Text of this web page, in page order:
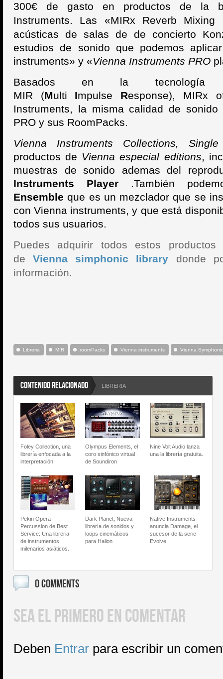
300€ de gasto en productos de la
Instruments. Las «MIRx Reverb Mixing
acústicas de salas de de concierto
estudios de sonido que podemos
instruments» y «Vienna Instruments PRO
Basados en la tecnología
MIR (Multi Impulse Response), MIRx
Instruments, la misma calidad de
PRO y sus RoomPacks.
Vienna Instruments Collections,
productos de Vienna especial editions,
muestras de sonido ademas del
Instruments Player
.También
Ensemble que es un mezclador que se
con Vienna instruments, y que está
todos sus usuarios.
Puedes adquirir todos estos
deVienna simphonic library
donde
información.
Libreria MIR roomPacks Vienna instruments Vienna
CONTENIDO RELACIONADO LIBRERIA
Foley Collection, una
librería enfocada a la
interpretación
Olympus Elements, el
coro sinfónico virtual
de Soundiron
Nine Volt Audio lanza
una la librería gratuita.
Pekin Opera
Percussion de Best
Service: Una libreria
de instrumentos
milenarios asiáticos.
Dark Planet; Nueva
librería de sonidos y
loops cinemáticos
para Halion
Native Instruments
anuncia Damage, el
sucesor de la serie
Evolve.
0 COMMENTS
SEA EL PRIMERO EN COMENTAR
Deben Entrar para escribir un